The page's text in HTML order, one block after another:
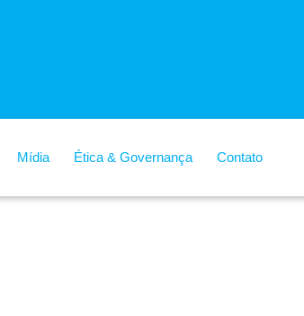
Mídia Ética & Governança Contato